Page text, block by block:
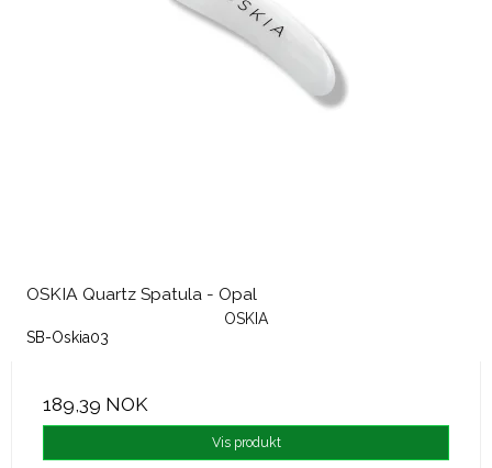
OSKIA Quartz Spatula - Opal
OSKIA
SB-Oskia03
189,39 NOK
Vis produkt